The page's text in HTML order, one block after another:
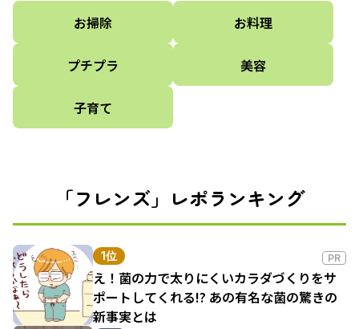
お掃除 お料理
プチプラ 美容
子育て
「フレンズ」レポランキング
1位 PR
え！菌の力で太りにくいカラダづくりをサ
ポートしてくれる!? あの有名な菌の驚きの
新事実とは